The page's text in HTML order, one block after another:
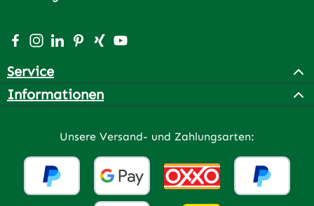
Besuche uns auf Facebook – öffnet in neuem Tab
Schau auf Instagram vorbei – öffnet in neuem Tab
Vernetze dich mit uns auf LinkedIn – öffnet in
Lass dich auf Pinterest inspirieren – öffnet
Vernetze dich mit uns auf Xing – öffnet
Sieh dir unsere Videos auf YouTube
Service
Informationen
Unsere Versand- und Zahlungsarten: